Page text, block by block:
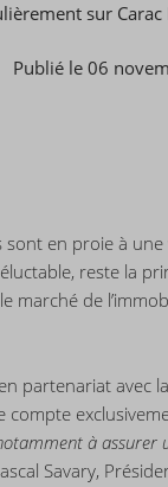
sur Carac
Publié le 06
en proie à
reste la
marché de
partenariat avec
à assurer
Savary,